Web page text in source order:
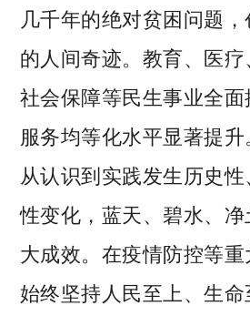
几千年的绝对贫困问题
的人间奇迹。教育、医疗
社会保障等民生事业全
服务均等化水平显著提
从认识到实践发生历史
性变化，蓝天、碧水、
大成效。在疫情防控等
始终坚持人民至上、生